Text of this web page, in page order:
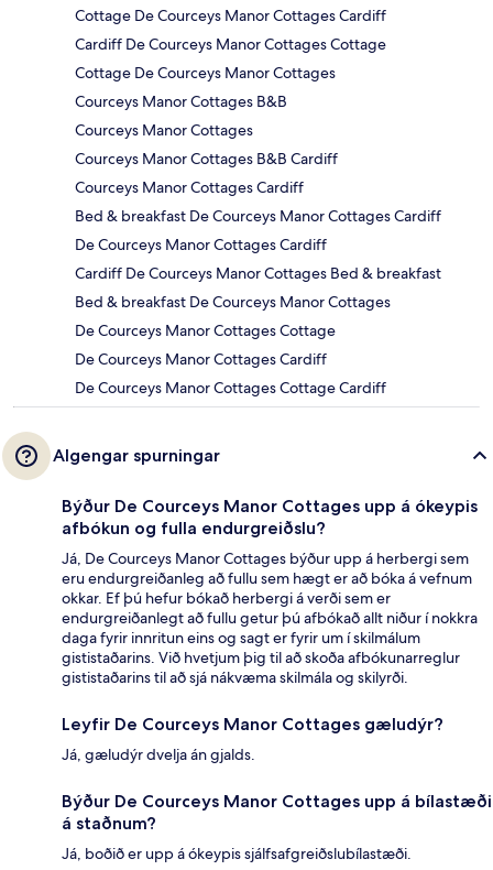
Cottage De Courceys Manor Cottages Cardiff
Cardiff De Courceys Manor Cottages Cottage
Cottage De Courceys Manor Cottages
Courceys Manor Cottages B&B
Courceys Manor Cottages
Courceys Manor Cottages B&B Cardiff
Courceys Manor Cottages Cardiff
Bed & breakfast De Courceys Manor Cottages Cardiff
De Courceys Manor Cottages Cardiff
Cardiff De Courceys Manor Cottages Bed & breakfast
Bed & breakfast De Courceys Manor Cottages
De Courceys Manor Cottages Cottage
De Courceys Manor Cottages Cardiff
De Courceys Manor Cottages Cottage Cardiff
Algengar spurningar
Býður De Courceys Manor Cottages upp á ókeypis
afbókun og fulla endurgreiðslu?
Já, De Courceys Manor Cottages býður upp á herbergi sem
eru endurgreiðanleg að fullu sem hægt er að bóka á vefnum
okkar. Ef þú hefur bókað herbergi á verði sem er
endurgreiðanlegt að fullu getur þú afbókað allt niður í nokkra
daga fyrir innritun eins og sagt er fyrir um í skilmálum
gististaðarins. Við hvetjum þig til að skoða afbókunarreglur
gististaðarins til að sjá nákvæma skilmála og skilyrði.
Leyfir De Courceys Manor Cottages gæludýr?
Já, gæludýr dvelja án gjalds.
Býður De Courceys Manor Cottages upp á bílastæði
á staðnum?
Já, boðið er upp á ókeypis sjálfsafgreiðslubílastæði.